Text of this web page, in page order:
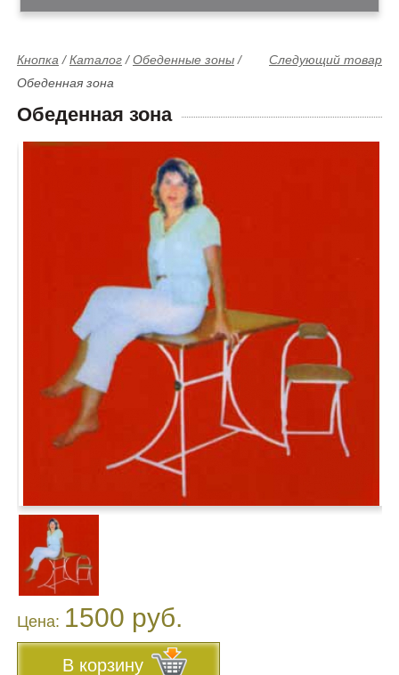
Следующий товар
Кнопка /Каталог /Обеденные зоны /
Обеденная зона
Обеденная зона
Цена: 1500 руб.
В корзину